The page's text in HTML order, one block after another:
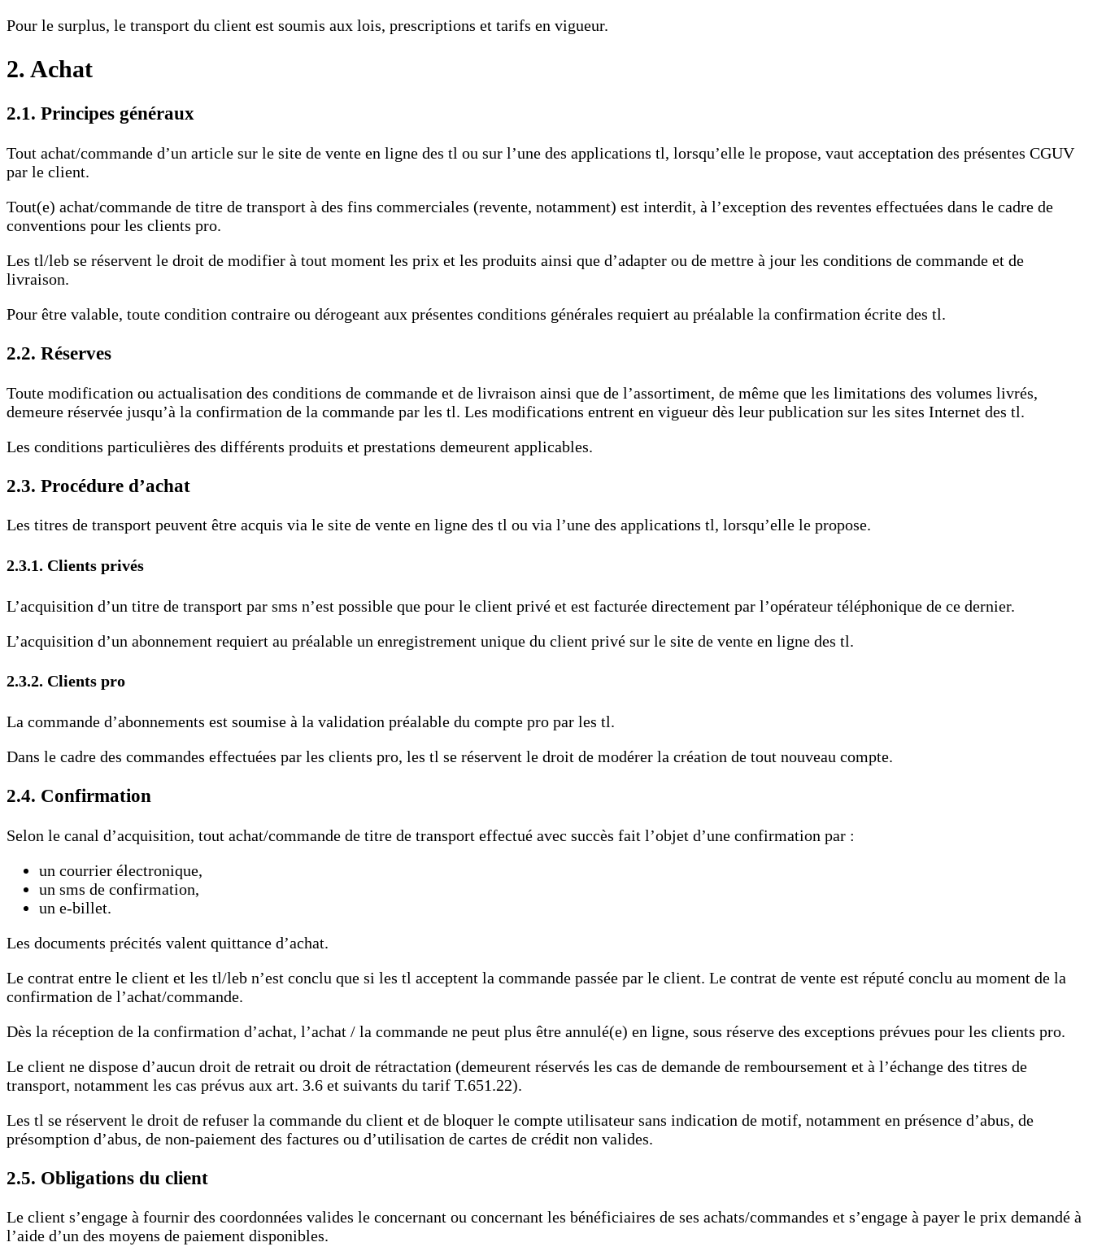
Pour le surplus, le transport du client est soumis aux lois, prescriptions et tarifs en vigueur.
2. Achat
2.1. Principes généraux
Tout achat/commande d’un article sur le site de vente en ligne des tl ou sur l’une des applications tl, lorsqu’elle le propose, vaut acceptation des présentes CGUV
par le client.
Tout(e) achat/commande de titre de transport à des fins commerciales (revente, notamment) est interdit, à l’exception des reventes effectuées dans le cadre de
conventions pour les clients pro.
Les tl/leb se réservent le droit de modifier à tout moment les prix et les produits ainsi que d’adapter ou de mettre à jour les conditions de commande et de
livraison.
Pour être valable, toute condition contraire ou dérogeant aux présentes conditions générales requiert au préalable la confirmation écrite des tl.
2.2. Réserves
Toute modification ou actualisation des conditions de commande et de livraison ainsi que de l’assortiment, de même que les limitations des volumes livrés,
demeure réservée jusqu’à la confirmation de la commande par les tl. Les modifications entrent en vigueur dès leur publication sur les sites Internet des tl.
Les conditions particulières des différents produits et prestations demeurent applicables.
2.3. Procédure d’achat
Les titres de transport peuvent être acquis via le site de vente en ligne des tl ou via l’une des applications tl, lorsqu’elle le propose.
2.3.1. Clients privés
L’acquisition d’un titre de transport par sms n’est possible que pour le client privé et est facturée directement par l’opérateur téléphonique de ce dernier.
L’acquisition d’un abonnement requiert au préalable un enregistrement unique du client privé sur le site de vente en ligne des tl.
2.3.2. Clients pro
La commande d’abonnements est soumise à la validation préalable du compte pro par les tl.
Dans le cadre des commandes effectuées par les clients pro, les tl se réservent le droit de modérer la création de tout nouveau compte.
2.4. Confirmation
Selon le canal d’acquisition, tout achat/commande de titre de transport effectué avec succès fait l’objet d’une confirmation par :
un courrier électronique,
un sms de confirmation,
un e-billet.
Les documents précités valent quittance d’achat.
Le contrat entre le client et les tl/leb n’est conclu que si les tl acceptent la commande passée par le client. Le contrat de vente est réputé conclu au moment de la
confirmation de l’achat/commande.
Dès la réception de la confirmation d’achat, l’achat / la commande ne peut plus être annulé(e) en ligne, sous réserve des exceptions prévues pour les clients pro.
Le client ne dispose d’aucun droit de retrait ou droit de rétractation (demeurent réservés les cas de demande de remboursement et à l’échange des titres de
transport, notamment les cas prévus aux art. 3.6 et suivants du tarif T.651.22).
Les tl se réservent le droit de refuser la commande du client et de bloquer le compte utilisateur sans indication de motif, notamment en présence d’abus, de
présomption d’abus, de non-paiement des factures ou d’utilisation de cartes de crédit non valides.
2.5. Obligations du client
Le client s’engage à fournir des coordonnées valides le concernant ou concernant les bénéficiaires de ses achats/commandes et s’engage à payer le prix demandé à
l’aide d’un des moyens de paiement disponibles.